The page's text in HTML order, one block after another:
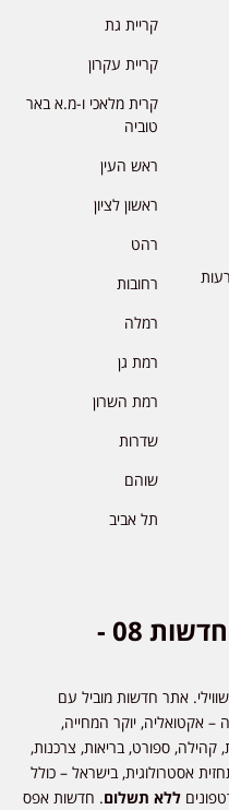
קריית גת
קריית עקרון
קרית מלאכי ו-מ.א באר
טוביה
ראש העין
ראשון לציון
רהט
רחובות
רמלה
רמת גן
רמת השרון
שדרות
שוהם
תל אביב
חדשות אפס שמונה | חדשות 08 -
אתר חדשות מוביל עם
– אקטואליה, יוקר המחייה,
קהילה, ספורט, בריאות, צרכנות,
אסטרולוגית, בישראל – כולל
ללא תשלום. חדשות אפס